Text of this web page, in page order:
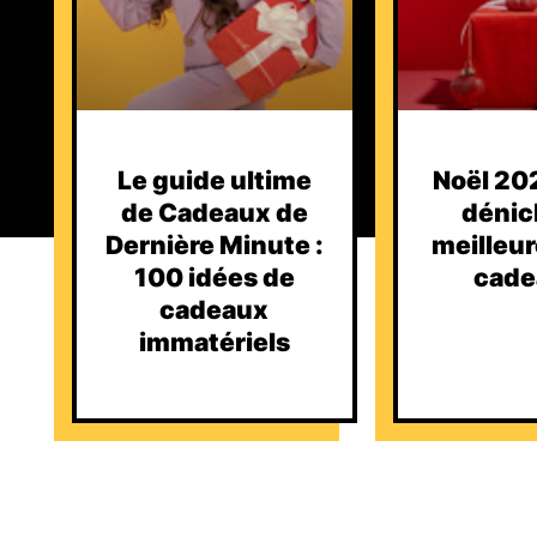
Le guide ultime
de Cadeaux de
Dernière Minute :
100 idées de
cadeaux
immatériels
Noël